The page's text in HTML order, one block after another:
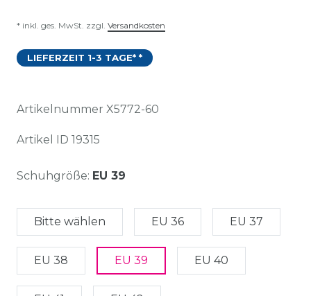
* inkl. ges. MwSt. zzgl. Versandkosten
LIEFERZEIT 1-3 TAGE* *
Artikelnummer X5772-60
Artikel ID 19315
Schuhgröße: EU 39
Bitte wählen EU 36 EU 37
EU 38 EU 39 EU 40